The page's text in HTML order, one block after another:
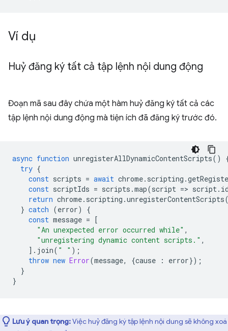
Ví dụ
Huỷ đăng ký tất cả tập lệnh nội dung động
Đoạn mã sau đây chứa một hàm huỷ đăng ký tất cả các
tập lệnh nội dung động mà tiện ích đã đăng ký trước đó.
async function unregisterAllDynamicContentScripts()
try {
const scripts = await chrome. scripting .
const scriptIds = scripts .map(script => script.
return chrome. scripting .unregisterContentScripts
} catch (error)
{
const message = [
"An unexpected error occurred while" ,
"unregistering dynamic content scripts." ,
]. join( " " );
throw new Error(message, {cause : error});
}
}
Lưu ý quan trọng:Việc huỷ đăng ký tập lệnh nội dung sẽ không xoá